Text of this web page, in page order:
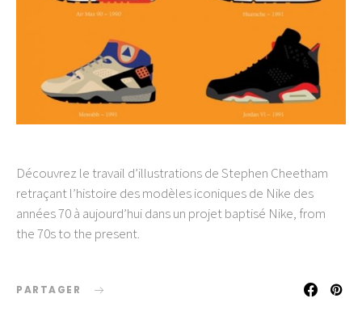
Découvrez le travail d’illustrations de Stephen Cheetham
retraçant l’histoire des modèles iconiques de Nike des
années 70 à aujourd’hui dans un projet baptisé Nike, from
the 70s to the present.
PARTAGER